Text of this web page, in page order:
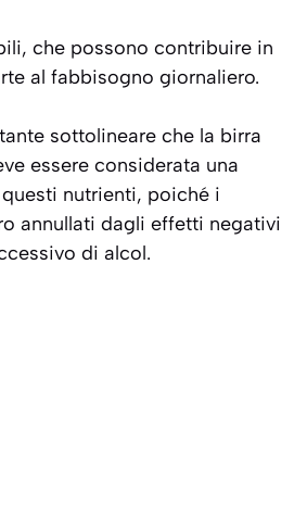
che possono contribuire in
al fabbisogno giornaliero.
sottolineare che la birra
essere considerata una
nutrienti, poiché i
annullati dagli effetti negativi
di alcol.